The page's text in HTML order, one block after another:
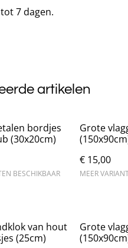
7 dagen.
artikelen
bordjes
(30x20cm)
BESCHIKBAAR
Grote
€ 15,00
MEER
van hout
(25cm)
Grote